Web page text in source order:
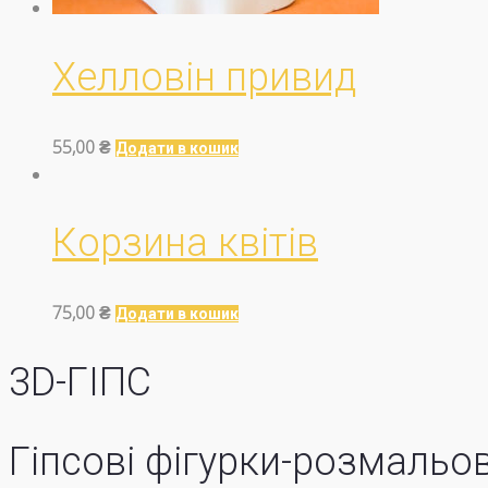
Хелловін привид
55,00₴ Додати в кошик
Корзина квітів
75,00₴ Додати в кошик
3D-ГІПС
Гіпсові фігурки-